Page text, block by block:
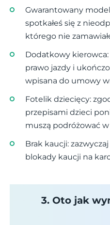
Gwarantowany
spotkałeś się z
którego nie
Dodatkowy kierowca:
prawo jazdy i
wpisana do umowy
Fotelik dziecięcy:
przepisami dzieci
muszą podróżować
Brak kaucji:
blokady kaucji na
3. Oto jak